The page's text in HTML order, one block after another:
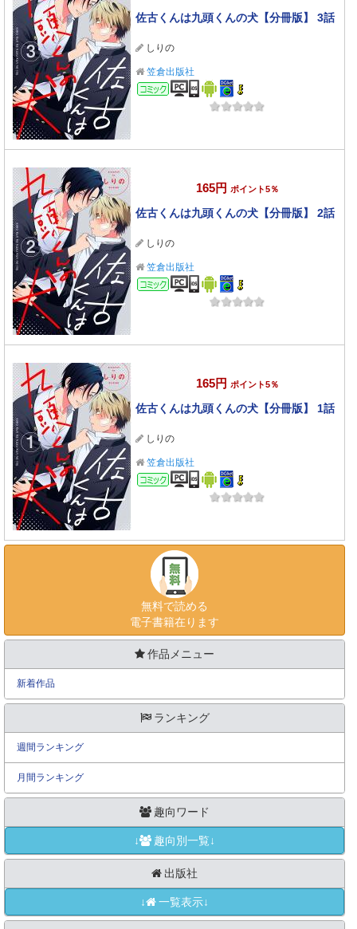
佐古くんは九頭くんの犬【分冊版】 3話
しりの
笠倉出版社
コミック
165円 ポイント5％
佐古くんは九頭くんの犬【分冊版】 2話
しりの
笠倉出版社
コミック
165円 ポイント5％
佐古くんは九頭くんの犬【分冊版】 1話
しりの
笠倉出版社
コミック
無料で読める
電子書籍在ります
作品メニュー
新着作品
ランキング
週間ランキング
月間ランキング
趣向ワード
↓ 趣向別一覧↓
出版社
↓ 一覧表示↓